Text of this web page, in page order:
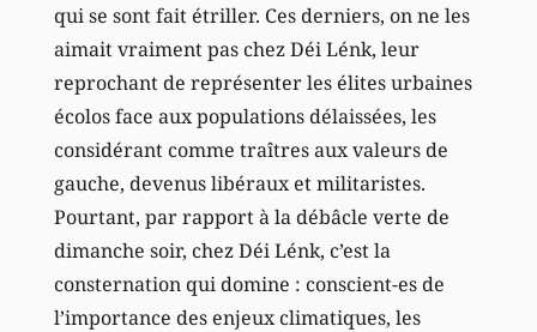
qui se sont fait étriller. Ces derniers, on ne les
aimait vraiment pas chez Déi Lénk, leur
reprochant de représenter les élites urbaines
écolos face aux populations délaissées, les
considérant comme traîtres aux valeurs de
gauche, devenus libéraux et militaristes.
Pourtant, par rapport à la débâcle verte de
dimanche soir, chez Déi Lénk, c’est la
consternation qui domine : conscient-es de
l’importance des enjeux climatiques, les